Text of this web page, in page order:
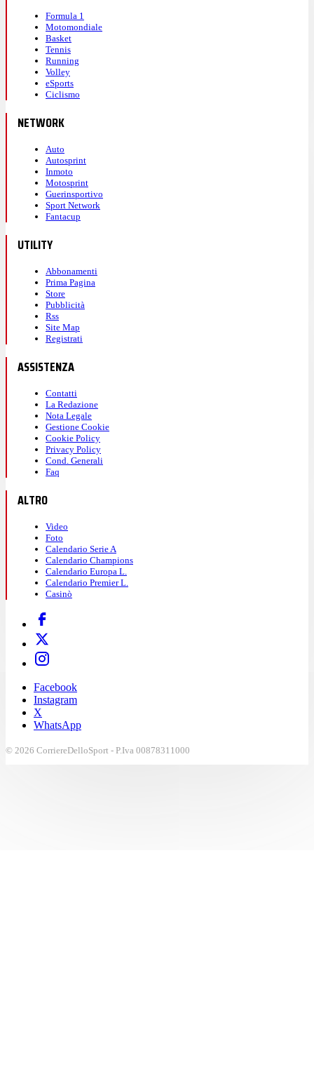
Formula 1
Motomondiale
Basket
Tennis
Running
Volley
eSports
Ciclismo
NETWORK
Auto
Autosprint
Inmoto
Motosprint
Guerinsportivo
Sport Network
Fantacup
UTILITY
Abbonamenti
Prima Pagina
Store
Pubblicità
Rss
Site Map
Registrati
ASSISTENZA
Contatti
La Redazione
Nota Legale
Gestione Cookie
Cookie Policy
Privacy Policy
Cond. Generali
Faq
ALTRO
Video
Foto
Calendario Serie A
Calendario Champions
Calendario Europa L.
Calendario Premier L.
Casinò
Facebook
Instagram
X
WhatsApp
© 2026 CorriereDelloSport - P.Iva 00878311000